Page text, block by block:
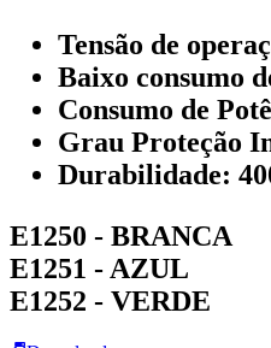
Tensão de
Baixo consumo
Consumo de
Grau Proteção
Durabilidade:
E1250 - BRANCA
E1251 - AZUL
E1252 - VERDE